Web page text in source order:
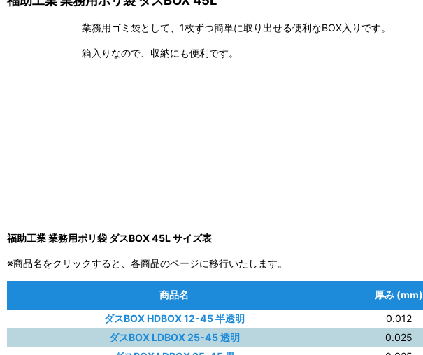
業務用ゴミ袋として、1枚ずつ簡単に取り出せる便利なBOX入りです。
箱入りなので、収納にも便利です。
福助工業 業務用ポリ袋 ダスBOX 45L サイズ表
※商品名をクリックすると、各商品のページに移行いたします。
商品名 厚み (mm)
ダスBOX HDBOX 12-45 半透明
0.012
ダスBOX LDBOX 25-45 透明
0.025